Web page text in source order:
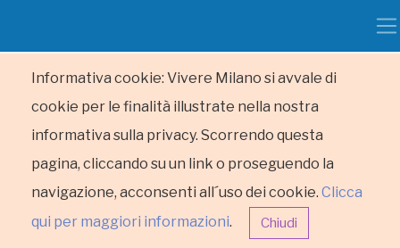
Informativa cookie: Vivere Milano si avvale di
cookie per le finalità illustrate nella nostra
informativa sulla privacy. Scorrendo questa
pagina, cliccando su un link o proseguendo la
navigazione, acconsenti all´uso dei cookie. Clicca
qui per maggiori informazioni. Chiudi